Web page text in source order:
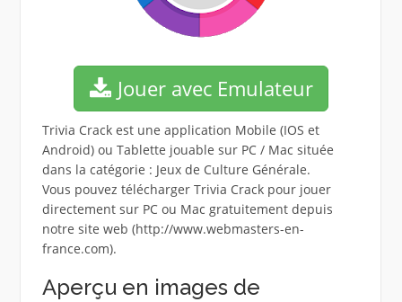
Jouer avec Emulateur
Trivia Crack est une application Mobile (IOS et
Android) ou Tablette jouable sur PC / Mac située
dans la catégorie : Jeux de Culture Générale.
Vous pouvez télécharger Trivia Crack pour jouer
directement sur PC ou Mac gratuitement depuis
notre site web (http://www.webmasters-en-
france.com).
Aperçu en images de